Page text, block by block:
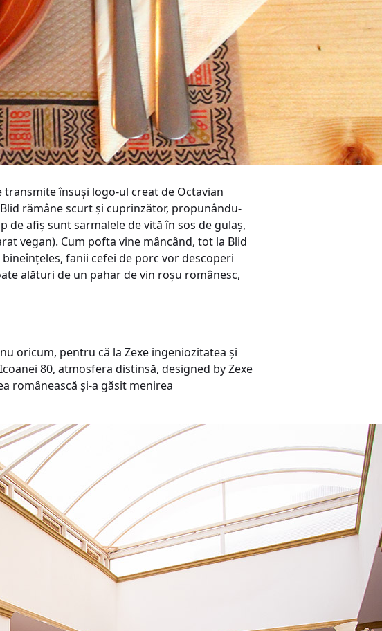
însuși logo-ul creat de Octavian
rămâne scurt și cuprinzător, propunându-
afiș sunt sarmalele de vită în sos de gulaș,
vegan). Cum pofta vine mâncând, tot la Blid
fanii cefei de porc vor descoperi
alături de un pahar de vin roșu românesc,
oricum, pentru că la Zexe ingeniozitatea și
80, atmosfera distinsă, designed by Zexe
românească și-a găsit menirea